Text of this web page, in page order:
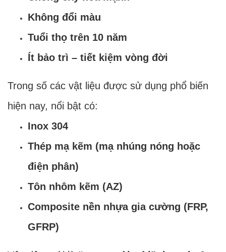
Không đổi màu
Tuổi thọ trên 10 năm
Ít bảo trì – tiết kiệm vòng đời
Trong số các vật liệu được sử dụng phổ biến
hiện nay, nổi bật có:
Inox 304
Thép mạ kẽm (mạ nhúng nóng hoặc
điện phân)
Tôn nhôm kẽm (AZ)
Composite nền nhựa gia cường (FRP,
GFRP)